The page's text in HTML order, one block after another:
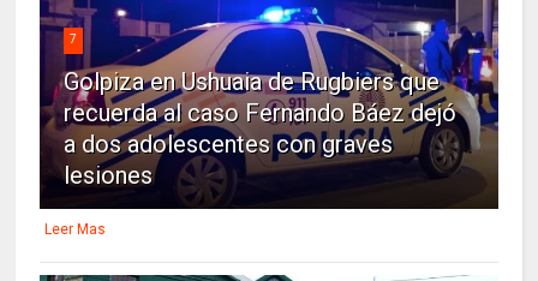
7
Golpiza en Ushuaia de Rugbiers que
recuerda al caso Fernando Báez dejó
a dos adolescentes con graves
lesiones
Leer Mas